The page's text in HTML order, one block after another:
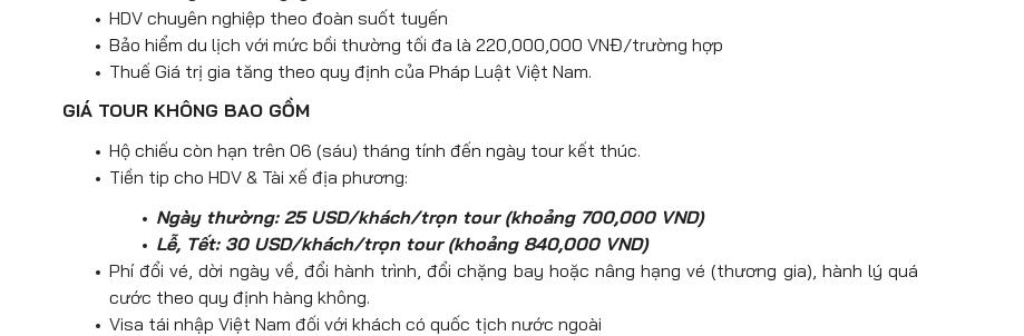
show là sự kết hợp tinh tế giữa múa, âm nhạc và kịch nghệ, tạo nên buổi giải trí đặc
sắc khó quên.
Dùng bữa tối tại nhà hàng địa phương.
Nghỉ đêm tại Pattaya.
Các mốc thời gian có giá trị tham khảo, tùy theo điều kiện thực tế mà lịch trình
có thể thay đổi cho phù hợp.
HDV chuyên nghiệp theo đoàn suốt tuyến
Bảo hiểm du lịch với mức bồi thường tối đa là 220,000,000 VNĐ/trường hợp
Thuế Giá trị gia tăng theo quy định của Pháp Luật Việt Nam.
GIÁ TOUR KHÔNG BAO GỒM
Hộ chiếu còn hạn trên 06 (sáu) tháng tính đến ngày tour kết thúc.
Tiền tip cho HDV & Tài xế địa phương:
Ngày thường: 25 USD/khách/trọn tour (khoảng 700,000 VND)
Lễ, Tết: 30 USD/khách/trọn tour (khoảng 840,000 VND)
Phí đổi vé, dời ngày về, đổi hành trình, đổi chặng bay hoặc nâng hạng vé (thương gia), hành lý quá
cước theo quy định hàng không.
Visa tái nhập Việt Nam đối với khách có quốc tịch nước ngoài